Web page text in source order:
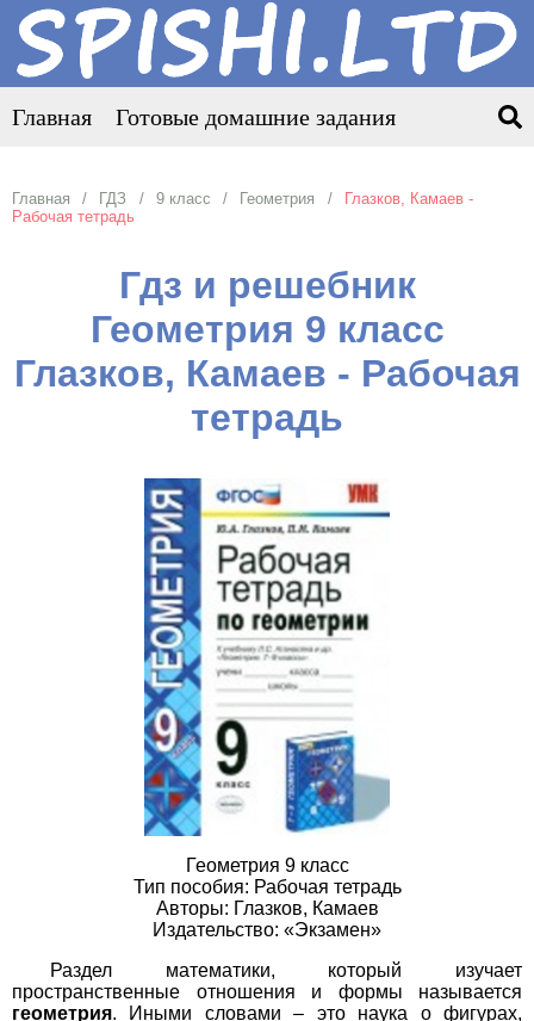
Главная Готовые домашние задания
Главная ГДЗ 9 класс Геометрия
Глазков, Камаев -
Рабочая тетрадь
Гдз и решебник
Геометрия 9 класс
Глазков, Камаев - Рабочая
тетрадь
Геометрия 9 класс
Тип пособия: Рабочая тетрадь
Авторы: Глазков, Камаев
Издательство: «Экзамен»
Раздел математики, который изучает
пространственные отношения и формы называется
геометрия. Иными словами – это наука о фигурах,